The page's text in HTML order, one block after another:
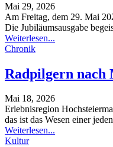
Mai 29, 2026
Am Freitag, dem 29. Mai
Die Jubiläumsausgabe
Weiterlesen...
Chronik
Radpilgern nach
Mai 18, 2026
Erlebnisregion
das ist das Wesen einer
Weiterlesen...
Kultur